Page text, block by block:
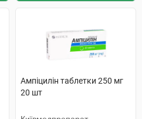
Ампіцилін таблетки 250 мг
20 шт